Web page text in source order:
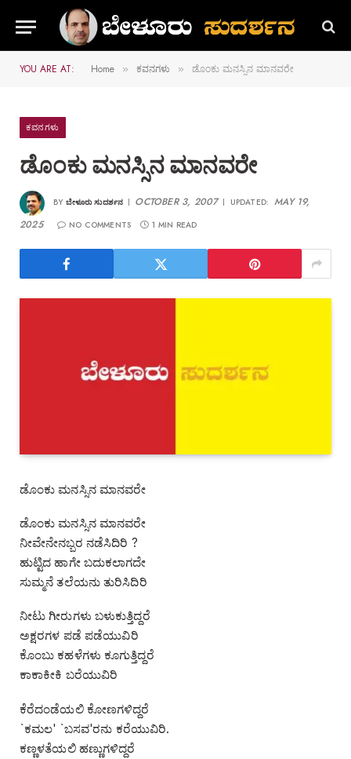
YOU ARE AT: Home » ಕವನಗಳು » ಡೊಂಕು ಮನಸ್ಸಿನ ಮಾನವರೇ
ಕವನಗಳು
ಡೊಂಕು ಮನಸ್ಸಿನ ಮಾನವರೇ
BY ಬೇಳೂರು ಸುದರ್ಶನ OCTOBER 3, 2007 UPDATED: MAY 19,
2025
NO COMMENTS 1 MIN READ
ಡೊಂಕು ಮನಸ್ಸಿನ ಮಾನವರೇ
ಡೊಂಕು ಮನಸ್ಸಿನ ಮಾನವರೇ
ನೀವೇನೇನಬ್ಬರ ನಡೆಸಿದಿರಿ ?
ಹುಟ್ಟಿದ ಹಾಗೇ ಬದುಕಲಾಗದೇ
ಸುಮ್ಮನೆ ತಲೆಯನು ತುರಿಸಿದಿರಿ
ನೀಟು ಗೀರುಗಳು ಬಳುಕುತ್ತಿದ್ದರೆ
ಅಕ್ಷರಗಳ ಪಡೆ ಪಡೆಯುವಿರಿ
ಕೊಂಬು ಕಹಳೆಗಳು ಕೂಗುತ್ತಿದ್ದರೆ
ಕಾಕಾಕೀಕಿ ಬರೆಯುವಿರಿ
ಕೆರೆದಂಡೆಯಲಿ ಕೋಣಗಳಿದ್ದರೆ
`ಕಮಲ' `ಬಸವ'ರನು ಕರೆಯುವಿರಿ.
ಕಣ್ಣಳತೆಯಲಿ ಹಣ್ಣುಗಳಿದ್ದರೆ